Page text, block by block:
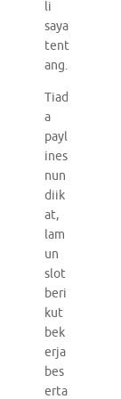
li
saya
tent
ang.
Tiad
a
payl
ines
nun
diik
at,
lam
un
slot
beri
kut
bek
erja
bes
erta